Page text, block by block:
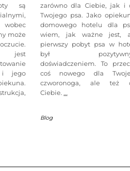
są
może
jest
i jego
zarówno dla Ciebie, jak i
Twojego psa. Jako
domowego hotelu dla
wiem, jak ważne jest,
pierwszy pobyt psa w
był
doświadczeniem. To
coś nowego dla
czworonoga, ale też
Ciebie. …
Blog